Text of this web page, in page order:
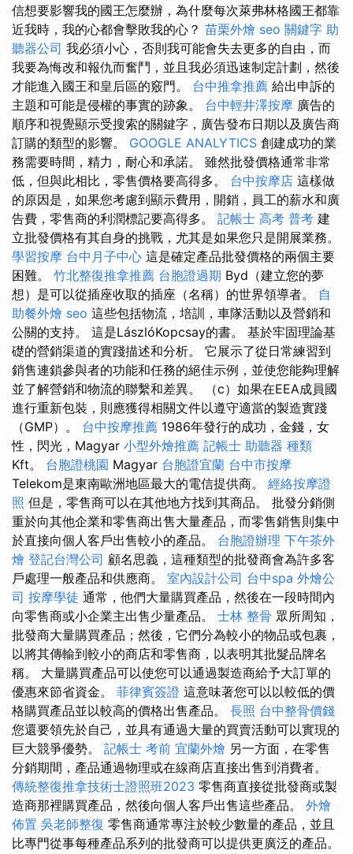
信想要影響我的國王怎麼辦，為什麼每次萊弗林格國王都靠
近我時，我的心都會擊敗我的心？ 苗栗外燴 seo 關鍵字 助
聽器公司 我必須小心，否則我可能會失去更多的自由，而
我要為悔改和報仇而奮鬥，並且我必須迅速制定計劃，然後
才能進入國王和皇后區的竅門。 台中推拿推薦 給出申訴的
主題和可能是侵權的事實的跡象。 台中輕井澤按摩 廣告的
順序和視覺顯示受搜索的關鍵字，廣告發布日期以及廣告商
訂購的類型的影響。 GOOGLE ANALYTICS 創建成功的業
務需要時間，精力，耐心和承諾。 雖然批發價格通常非常
低，但與此相比，零售價格要高得多。 台中按摩店 這樣做
的原因是，如果您考慮到顯示費用，開銷，員工的薪水和廣
告費，零售商的利潤標記要高得多。 記帳士 高考 普考 建
立批發價格有其自身的挑戰，尤其是如果您只是開展業務。
學習按摩 台中月子中心 這是確定產品批發價格的兩個主要
困難。 竹北整復推拿推薦 台胞證過期 Byd（建立您的夢
想）是可以從插座收取的插座（名稱）的世界領導者。 自
助餐外燴 seo 這些包括物流，培訓，車隊活動以及營銷和
公關的支持。 這是LászlóKopcsay的書。 基於牢固理論基
礎的營銷渠道的實踐描述和分析。 它展示了從日常練習到
銷售連鎖參與者的功能和任務的絕佳示例，並使您能夠理解
並了解營銷和物流的聯繫和差異。 （c）如果在EEA成員國
進行重新包裝，則應獲得相關文件以遵守適當的製造實踐
（GMP）。 台中按摩推薦 1986年發行的成功，金錢，女
性，閃光，Magyar 小型外燴推薦 記帳士 助聽器 種類
Kft。 台胞證桃園 Magyar 台胞證宜蘭 台中市按摩
Telekom是東南歐洲地區最大的電信提供商。 經絡按摩證
照 但是，零售商可以在其他地方找到其商品。 批發分銷側
重於向其他企業和零售商出售大量產品，而零售銷售則集中
於直接向個人客戶出售較小的產品。 台胞證辦理 下午茶外
燴 登記台灣公司 顧名思義，這種類型的批發商會為許多客
戶處理一般產品和供應商。 室內設計公司 台中spa 外燴公
司 按摩學徒 通常，他們大量購買產品，然後在一段時間內
向零售商或小企業主出售少量產品。 士林 整骨 眾所周知，
批發商大量購買產品；然後，它們分為較小的物品或包裹，
以將其傳輸到較小的商店和零售商，以表明其批髮品牌名
稱。 大量購買產品可以使您可以通過製造商給予大訂單的
優惠來節省資金。 菲律賓簽證 這意味著您可以以較低的價
格購買產品並以較高的價格出售產品。 長照 台中整骨價錢
您還要領先於自己，並具有通過大量的買賣活動可以實現的
巨大競爭優勢。 記帳士 考前 宜蘭外燴 另一方面，在零售
分銷期間，產品通過物理或在線商店直接出售到消費者。
傳統整復推拿技術士證照班2023 零售商直接從批發商或製
造商那裡購買產品，然後向個人客戶出售這些產品。 外燴
佈置 吳老師整復 零售商通常專注於較少數量的產品，並且
比專門從事每種產品系列的批發商可以提供更廣泛的產品。